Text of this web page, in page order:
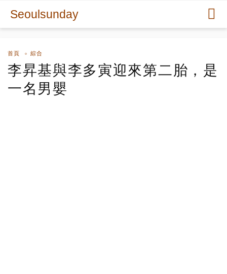
Seoulsunday
首頁 綜合
李昇基與李多寅迎來第二胎，是
一名男嬰